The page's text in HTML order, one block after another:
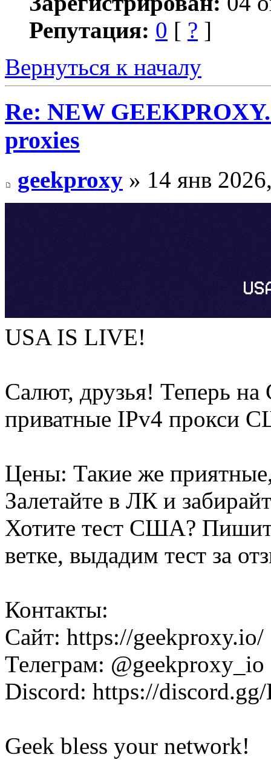
Репутация: 0 [ ? ]
Вернуться к началу
Re: NEW
proxies
geekproxy » 14 янв
USA IS LIVE!
Салют, друзья! Теперь
приватные IPv4 прокси
Цены: Такие же
Залетайте в ЛК и
Хотите тест США?
ветке, выдадим тест за
Контакты:
Сайт: https://geekproxy.io/
Телеграм: @geekproxy_io
Discord: https://
Geek bless your network!